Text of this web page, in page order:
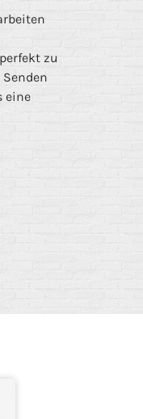
zu
eine